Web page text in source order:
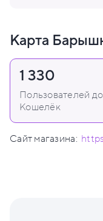
Карта
1 330
Пользователей
Кошелёк
Сайт магазина: